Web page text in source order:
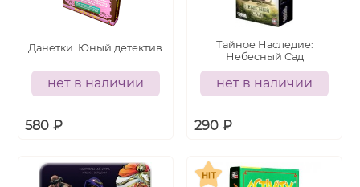
Данетки: Юный детектив
нет в наличии
580 ₽
Тайное Наследие:
Небесный Сад
нет в наличии
290 ₽